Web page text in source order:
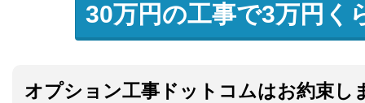
30万円の工事で3万円く
オプション工事ドットコムはお約束し